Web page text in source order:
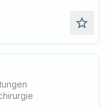
star_outline